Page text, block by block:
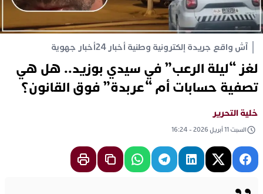
آش واقع جريدة إلكترونية وطنية أخبار 24 أخبار جهوية
لغز “ليلة الرعب” في سيدي بوزيد.. هل هي
تصفية حسابات أم “عربدة” فوق القانون؟
خلية التحرير
السبت 11 أبريل 2026 - 16:24